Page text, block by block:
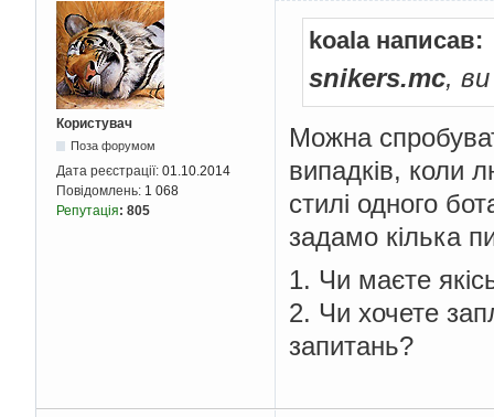
Користувач
Поза форумом
Дата реєстрації: 01.10.2014
Повідомлень: 1 068
Репутація: 805
koala написав:
snikers.mc,
Можна
випадків, коли
стилі одного
задамо кілька
1. Чи маєте
2. Чи хочете
запитань?